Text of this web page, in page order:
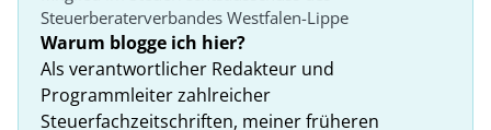
Steuerberaterverbandes Westfalen-Lippe
Warum blogge ich hier?
Als verantwortlicher Redakteur und
Programmleiter zahlreicher
Steuerfachzeitschriften, meiner früheren